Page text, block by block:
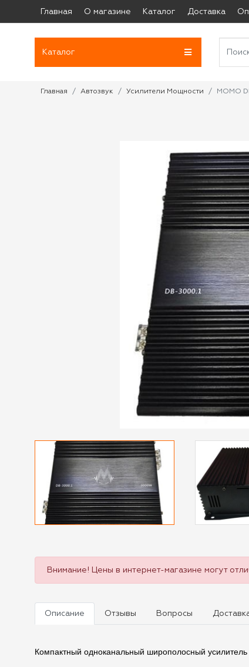
Главная О магазине Каталог Доставка
Каталог
Главная Автозвук Усилители Мощности MOMO
Внимание! Цены в интернет-магазине могут
Описание Отзывы Вопросы
Компактный одноканальный широполосный